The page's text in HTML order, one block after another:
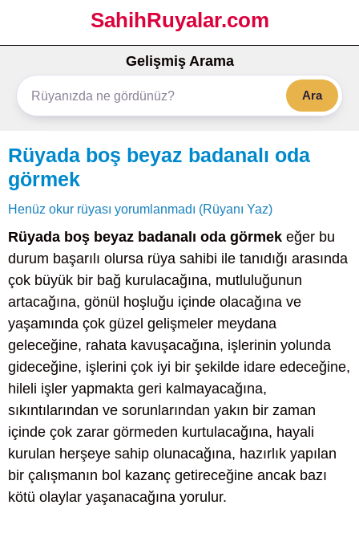
SahihRuyalar.com
Gelişmiş Arama
Ara
Rüyada boş beyaz badanalı oda
görmek
Henüz okur rüyası yorumlanmadı (Rüyanı Yaz)
Rüyada boş beyaz badanalı oda görmek eğer bu
durum başarılı olursa rüya sahibi ile tanıdığı arasında
çok büyük bir bağ kurulacağına, mutluluğunun
artacağına, gönül hoşluğu içinde olacağına ve
yaşamında çok güzel gelişmeler meydana
geleceğine, rahata kavuşacağına, işlerinin yolunda
gideceğine, işlerini çok iyi bir şekilde idare edeceğine,
hileli işler yapmakta geri kalmayacağına,
sıkıntılarından ve sorunlarından yakın bir zaman
içinde çok zarar görmeden kurtulacağına, hayali
kurulan herşeye sahip olunacağına, hazırlık yapılan
bir çalışmanın bol kazanç getireceğine ancak bazı
kötü olaylar yaşanacağına yorulur.